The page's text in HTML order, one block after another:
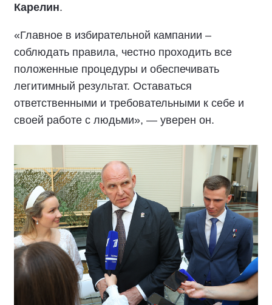
Карелин.
«Главное в избирательной кампании –
соблюдать правила, честно проходить все
положенные процедуры и обеспечивать
легитимный результат. Оставаться
ответственными и требовательными к себе и
своей работе с людьми», — уверен он.